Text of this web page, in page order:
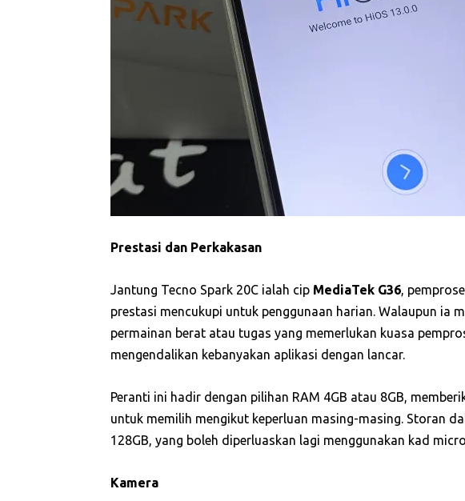
Prestasi dan Perkakasan
Jantung Tecno Spark 20C ialah cip MediaTek G36,
prestasi mencukupi untuk penggunaan harian. Walaupun ia
permainan berat atau tugas yang memerlukan kuasa
mengendalikan kebanyakan aplikasi dengan lancar.
Peranti ini hadir dengan pilihan RAM 4GB atau 8GB,
untuk memilih mengikut keperluan masing-masing. Storan
128GB, yang boleh diperluaskan lagi menggunakan kad
Kamera